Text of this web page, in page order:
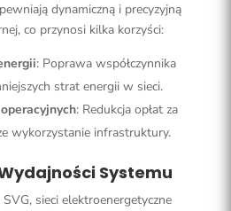
dynamiczną i precyzyjną
co przynosi kilka korzyści:
: Poprawa współczynnika
strat energii w sieci.
: Redukcja opłat za
wykorzystanie infrastruktury.
Systemu
sieci elektroenergetyczne